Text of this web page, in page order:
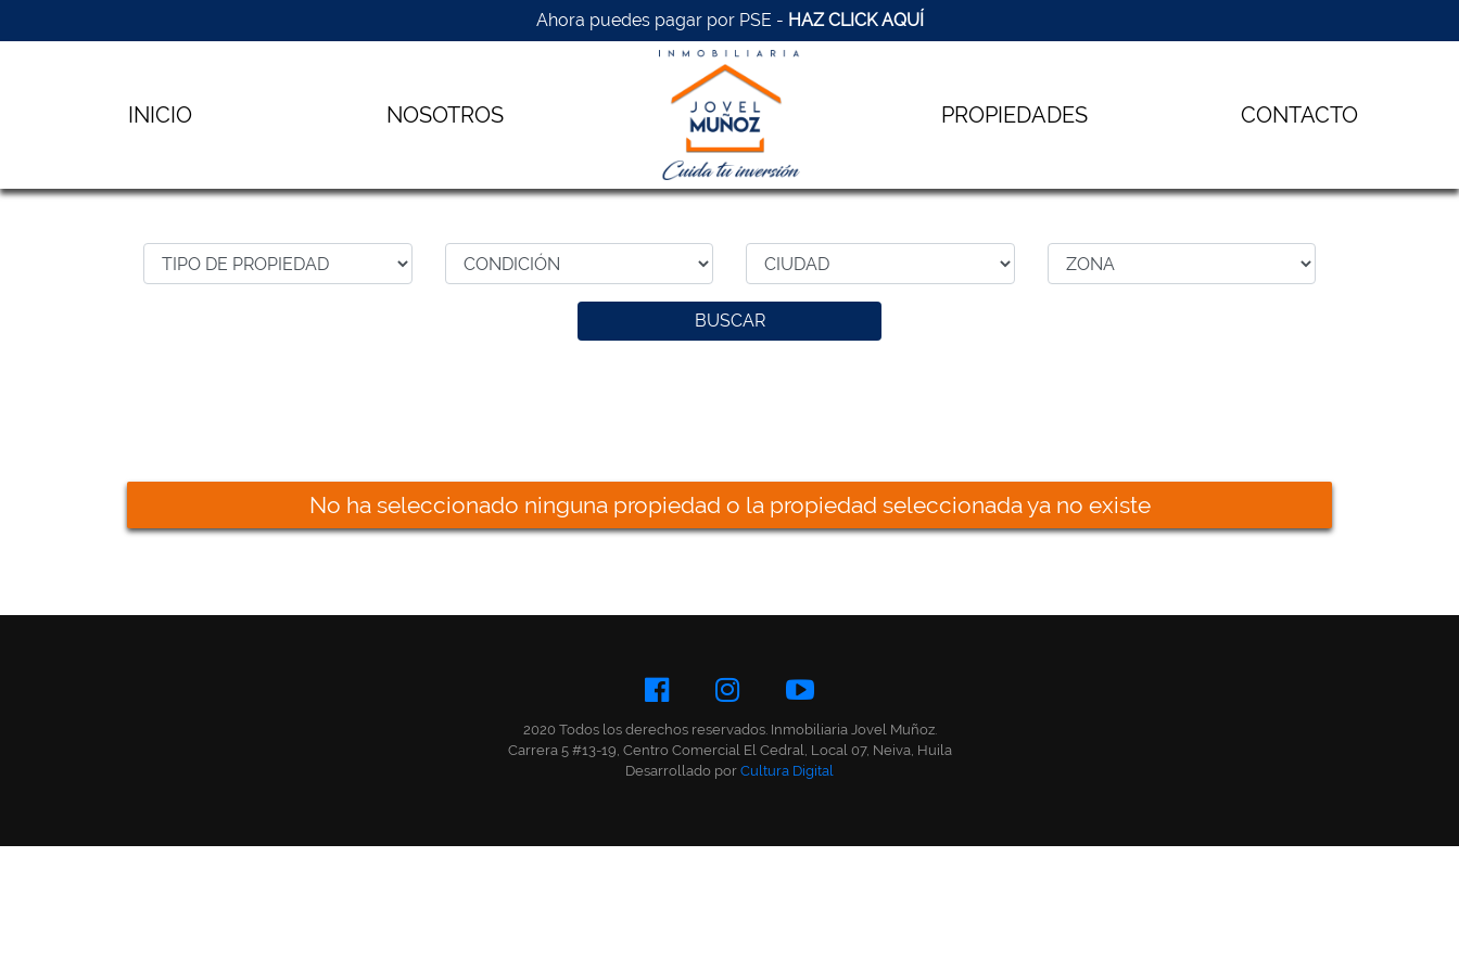
Ahora puedes pagar por PSE - HAZ CLICK AQUÍ
INICIO NOSOTROS PROPIEDADES CONTACTO
BUSCAR
No ha seleccionado ninguna propiedad o la propiedad seleccionada ya no existe
2020 Todos los derechos reservados. Inmobiliaria Jovel Muñoz.
Carrera 5 #13-19, Centro Comercial El Cedral, Local 07, Neiva, Huila
Desarrollado por Cultura Digital